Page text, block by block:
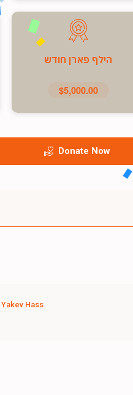
הילף פארן חודש
$5,000.00
Donate Now
Yakev Hass